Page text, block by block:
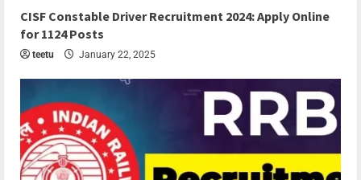
CISF Constable Driver Recruitment 2024: Apply Online
for 1124 Posts
teetu January 22, 2025